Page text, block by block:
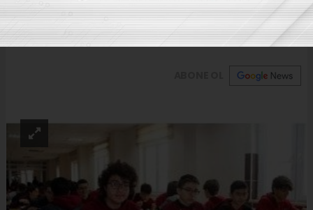
Bakanlığı tarafından uygulanan ücretsiz
yemek programından yararlanıyor.